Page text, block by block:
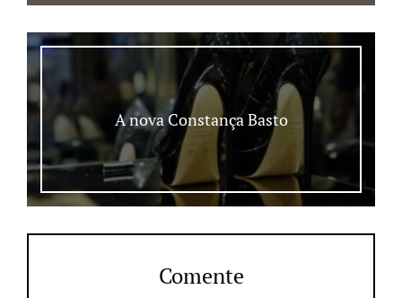
A nova Constança Basto
Comente